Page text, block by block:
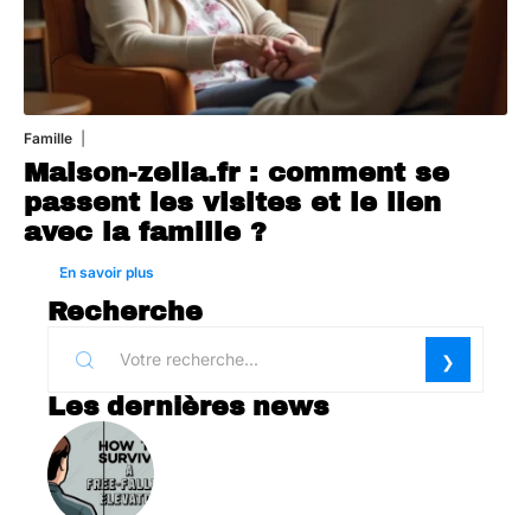
Famille
Maison-zelia.fr : comment se
passent les visites et le lien
avec la famille ?
En savoir plus
Recherche
Les dernières news